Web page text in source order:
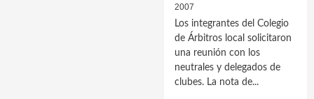
2007
Los integrantes del Colegio
de Árbitros local solicitaron
una reunión con los
neutrales y delegados de
clubes. La nota de...